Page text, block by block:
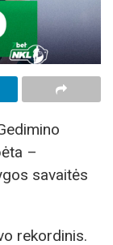
–
savaitės
rekordinis.